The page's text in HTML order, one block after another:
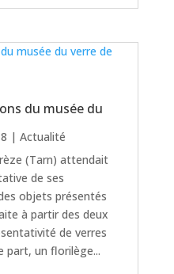
du musée du
| Actualité
(Tarn) attendait
de ses
objets présentés
à partir des deux
de verres
part, un florilège...